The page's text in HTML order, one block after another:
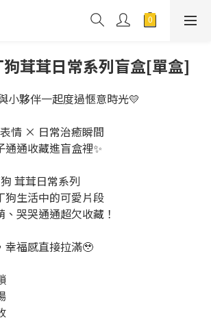
茸茸日常系列盲盒[單盒]
小夥伴一起度過愜意時光💛
情 × 日常治癒瞬間
通收藏進盲盒裡✨
茸茸日常系列
狗生活中的可愛片段
哭哭通通超欠收藏！
幸福感直接拉滿🥹